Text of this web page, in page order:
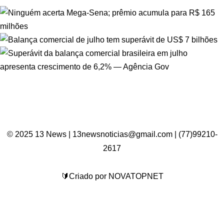
© 2025 13 News | 13newsnoticias@gmail.com | (77)99210-
2617
🔰Criado por NOVATOPNET